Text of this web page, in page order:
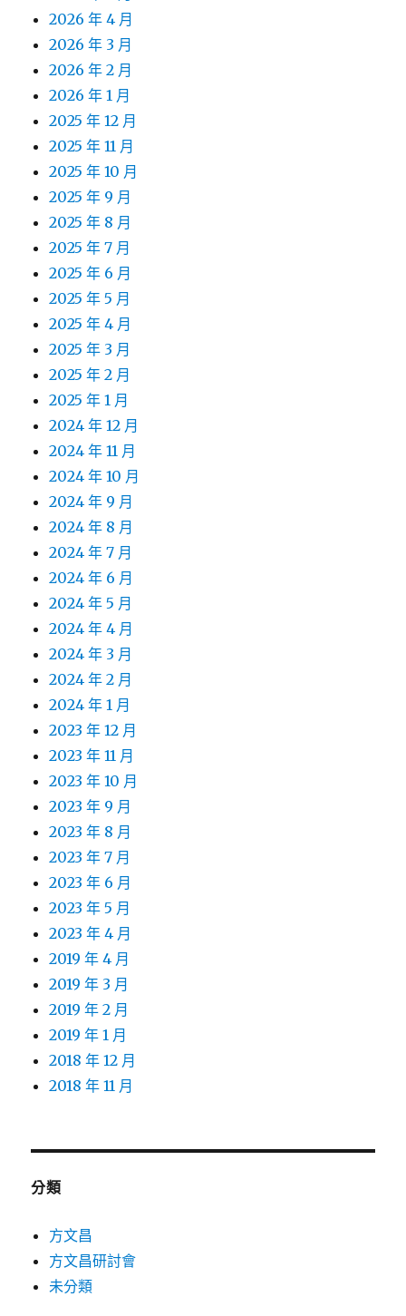
2026 年 4 月
2026 年 3 月
2026 年 2 月
2026 年 1 月
2025 年 12 月
2025 年 11 月
2025 年 10 月
2025 年 9 月
2025 年 8 月
2025 年 7 月
2025 年 6 月
2025 年 5 月
2025 年 4 月
2025 年 3 月
2025 年 2 月
2025 年 1 月
2024 年 12 月
2024 年 11 月
2024 年 10 月
2024 年 9 月
2024 年 8 月
2024 年 7 月
2024 年 6 月
2024 年 5 月
2024 年 4 月
2024 年 3 月
2024 年 2 月
2024 年 1 月
2023 年 12 月
2023 年 11 月
2023 年 10 月
2023 年 9 月
2023 年 8 月
2023 年 7 月
2023 年 6 月
2023 年 5 月
2023 年 4 月
2019 年 4 月
2019 年 3 月
2019 年 2 月
2019 年 1 月
2018 年 12 月
2018 年 11 月
分類
方文昌
方文昌研討會
未分類